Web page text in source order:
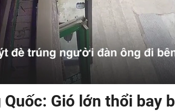
Quốc: Gió lớn thổi bay